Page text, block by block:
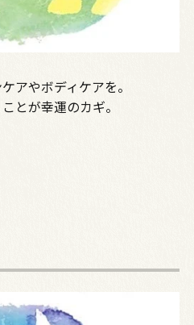
アやボディケアを。
とが幸運のカギ。